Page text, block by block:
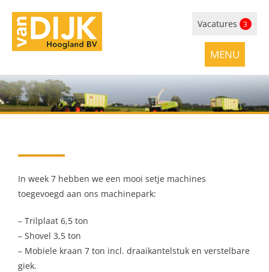
Vacatures 3
In week 7 hebben we een mooi setje machines
toegevoegd aan ons machinepark:
– Trilplaat 6,5 ton
– Shovel 3,5 ton
– Mobiele kraan 7 ton incl. draaikantelstuk en verstelbare
giek.